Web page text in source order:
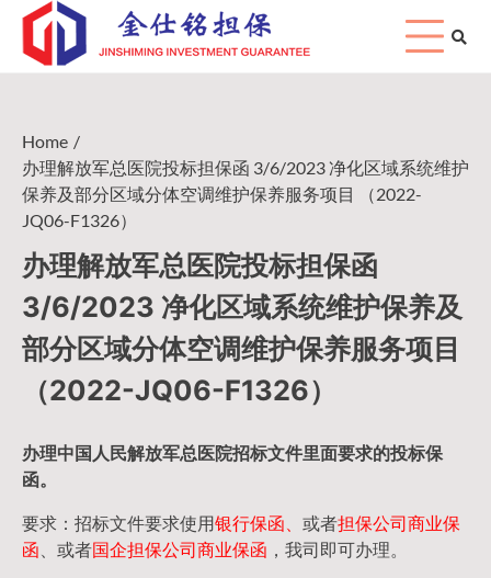
Skip
content
Home
办理解放军总医院投标担保函 3/6/2023 净化区域系统维护
保养及部分区域分体空调维护保养服务项目 （2022-
JQ06-F1326）
办理解放军总医院投标担保函
3/6/2023 净化区域系统维护保养及
部分区域分体空调维护保养服务项目
（2022-JQ06-F1326）
办理中国人民解放军总医院招标文件里面要求的投标保
函。
要求：招标文件要求使用银行保函、 或者担保公司商业保
函 、或者国企担保公司商业保函 ，我司即可办理。